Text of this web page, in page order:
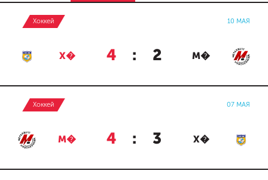
Хоккей 10 МАЯ
Х� 4 : 2 М�
Хоккей 07 МАЯ
М� 4 : 3 Х�